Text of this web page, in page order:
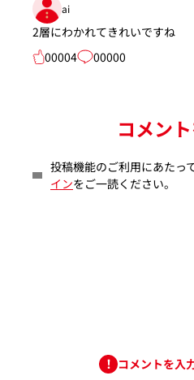
ai
2層にわかれてきれいですね
00004
00000
コメン
投稿機能のご利用にあたっ
インをご一読ください。
コメントを入